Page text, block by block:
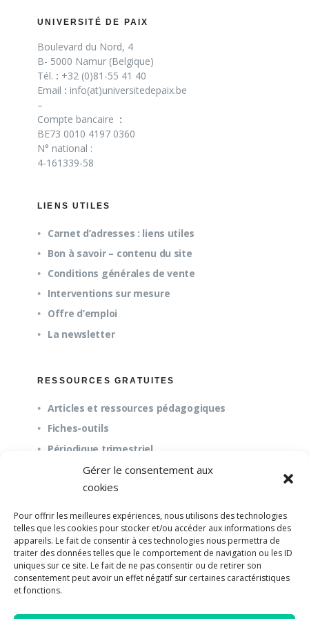
Gérer le consentement aux
cookies
Pour offrir les meilleures expériences, nous utilisons des technologies
telles que les cookies pour stocker et/ou accéder aux informations des
appareils. Le fait de consentir à ces technologies nous permettra de
traiter des données telles que le comportement de navigation ou les ID
uniques sur ce site. Le fait de ne pas consentir ou de retirer son
consentement peut avoir un effet négatif sur certaines caractéristiques
et fonctions.
UNIVERSITÉ DE PAIX
Boulevard du Nord, 4
B- 5000 Namur (Belgique)
Tél. : +32 (0)81-55 41 40
Email : info(at)universitedepaix.be
–
Compte bancaire :
BE73 0010 4197 0360
N° national :
4-161339-58
LIENS UTILES
Carnet d’adresses : liens utiles
Bon à savoir – contenu du site
Conditions générales de vente
Interventions sur mesure
Offre d’emploi
La newsletter
RESSOURCES GRATUITES
Articles et ressources pédagogiques
Fiches-outils
Périodique trimestriel
À propos
Questions fréquentes (FAQ)
Mission et pédagogie